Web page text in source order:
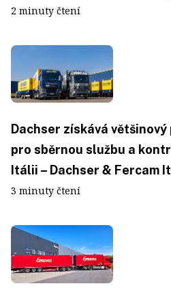
2 minuty čtení
Dachser získává
pro sběrnou službu a
Itálii – Dachser & Fercam
3 minuty čtení